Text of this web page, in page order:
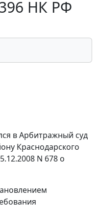
НК РФ
в Арбитражный суд
Краснодарского
N 678 о